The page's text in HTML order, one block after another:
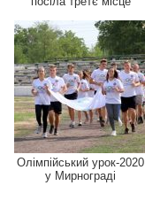
Олімпійський урок-2020
у Мирнограді